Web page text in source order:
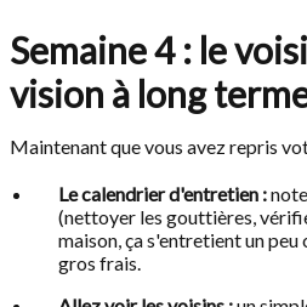
Semaine 4 : le
vision à long
Maintenant que vous avez repris
Le calendrier d'entretien :
(nettoyer les gouttières,
maison, ça s'entretient un
gros frais.